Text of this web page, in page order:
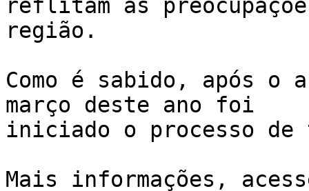
reflitam as
região.
Como é sabido, após o
março deste ano foi
iniciado o processo